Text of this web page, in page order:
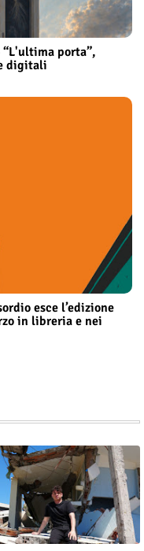
porta”,
digitali
esce l’edizione
in libreria e nei